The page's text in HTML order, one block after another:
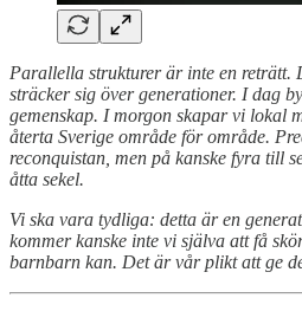
Parallella strukturer är inte en reträtt.
sträcker sig över generationer. I dag
gemenskap. I morgon skapar vi lokal
återta Sverige område för område.
reconquistan, men på kanske fyra till
åtta sekel.
Vi ska vara tydliga: detta är en
kommer kanske inte vi själva att få
barnbarn kan. Det är vår plikt att ge